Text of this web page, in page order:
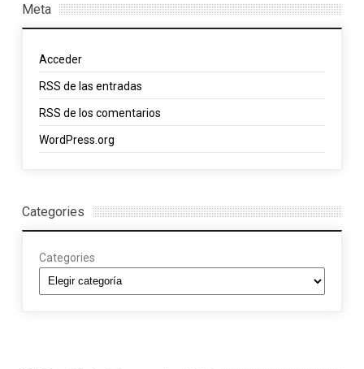
Meta
Acceder
RSS de las entradas
RSS de los comentarios
WordPress.org
Categories
Categories